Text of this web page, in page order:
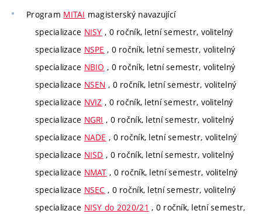
Program MITAI magisterský navazující
specializace NISY , 0 ročník, letní semestr, volitelný
specializace NSPE , 0 ročník, letní semestr, volitelný
specializace NBIO , 0 ročník, letní semestr, volitelný
specializace NSEN , 0 ročník, letní semestr, volitelný
specializace NVIZ , 0 ročník, letní semestr, volitelný
specializace NGRI , 0 ročník, letní semestr, volitelný
specializace NADE , 0 ročník, letní semestr, volitelný
specializace NISD , 0 ročník, letní semestr, volitelný
specializace NMAT , 0 ročník, letní semestr, volitelný
specializace NSEC , 0 ročník, letní semestr, volitelný
specializace NISY do 2020/21 , 0 ročník, letní semestr,